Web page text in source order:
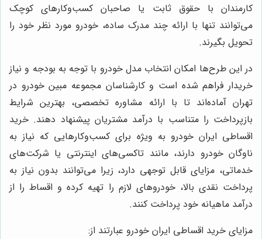
کارمندان با حقوق ثابت یا صاحبان کسب‌وکارهای کوچک
می‌توانند تنها با ارائه چند مدرک ساده، خودرو مورد نظر خود را
تحویل بگیرند.
در این طرح‌ها امکان انتخاب مدل خودرو با توجه به بودجه و نیاز
خریدار فراهم شده است و کارشناسان مجموعه مبین خودرو در
تهران آماده‌اند تا با ارائه مشاوره تخصصی، بهترین شرایط
بازپرداخت را متناسب با درآمد مشتریان پیشنهاد دهند. خرید
اقساطی ایران خودرو به ویژه برای کسب‌وکارهایی که نیاز به
ناوگان خودرو دارند، مانند تاکسی‌های اینترنتی یا شرکت‌های
خدماتی، مزایای قابل توجهی دارد، زیرا می‌توانند بدون نیاز به
پرداخت نقدی بالا، خودروهای لازم را تهیه کرده و اقساط را از
درآمد ماهیانه خود پرداخت کنند.
مزایای خرید اقساطی ایران خودرو عبارتند از: